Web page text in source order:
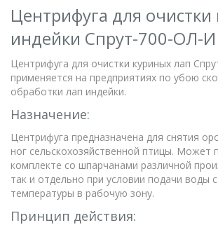
Центрифуга для очистки
индейки Спрут-700-ОЛ-
Центрифуга для очистки куриных лап
применяется на предприятиях по убою
обработки лап индейки.
Назначение:
Центрифуга предназначена для снятия
ног сельскохозяйственной птицы. Может
комплекте со шпарчанами различной
так и отдельно при условии подачи воды
температуры в рабочую зону.
Принцип действия: